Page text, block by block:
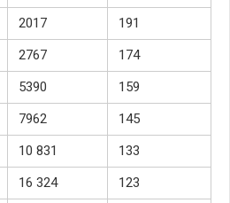
2017
191
2767
174
5390
159
7962
145
10 831
133
16 324
123